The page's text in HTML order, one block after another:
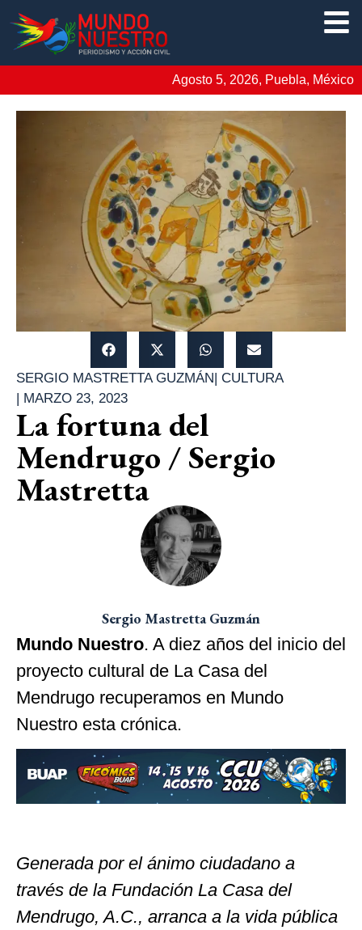
Agosto 5, 2026, Puebla, México
SERGIO MASTRETTA GUZMÁN| CULTURA
| MARZO 23, 2023
La fortuna del
Mendrugo / Sergio
Mastretta
Sergio Mastretta Guzmán
Mundo Nuestro. A diez años del inicio del
proyecto cultural de La Casa del
Mendrugo recuperamos en Mundo
Nuestro esta crónica.
Generada por el ánimo ciudadano a
través de la Fundación La Casa del
Mendrugo, A.C., arranca a la vida pública